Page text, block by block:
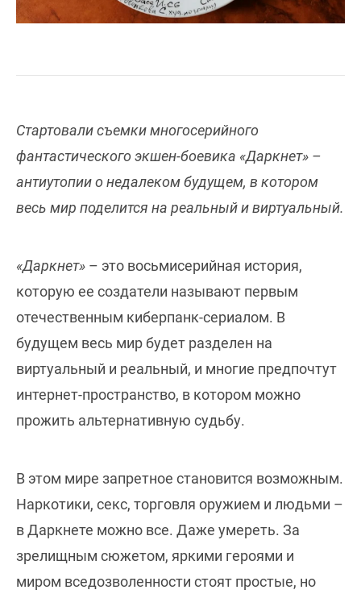
Стартовали съемки многосерийного
фантастического экшен-боевика «Даркнет» –
антиутопии о недалеком будущем, в котором
весь мир поделится на реальный и виртуальный.
«Даркнет» – это восьмисерийная история,
которую ее создатели называют первым
отечественным киберпанк-сериалом. В
будущем весь мир будет разделен на
виртуальный и реальный, и многие предпочтут
интернет-пространство, в котором можно
прожить альтернативную судьбу.
В этом мире запретное становится возможным.
Наркотики, секс, торговля оружием и людьми –
в Даркнете можно все. Даже умереть. За
зрелищным сюжетом, яркими героями и
миром вседозволенности стоят простые, но